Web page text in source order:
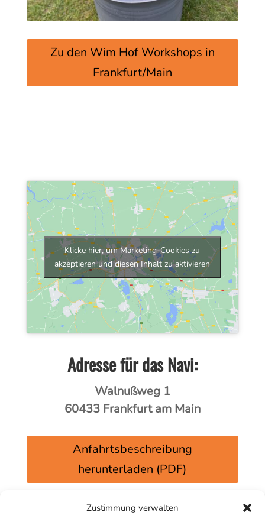
Zustimmung verwalten
Zu den Wim Hof Workshops in
Frankfurt/Main
Klicke hier, um Marketing-Cookies zu
akzeptieren und diesen Inhalt zu aktivieren
Adresse für das Navi:
Walnußweg 1
60433 Frankfurt am Main
Anfahrtsbeschreibung
herunterladen (PDF)
Zu den Wim Hof Workshops in